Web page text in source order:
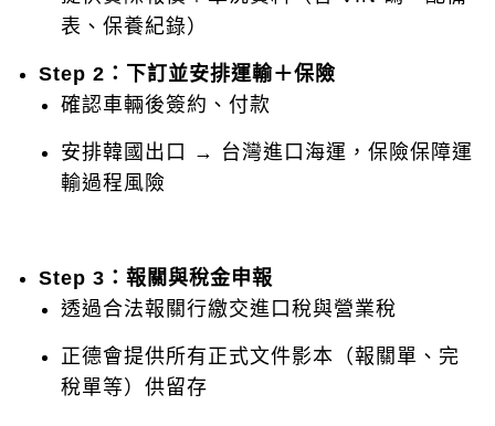
表、保養紀錄）
Step 2：下訂並安排運輸＋保險
確認車輛後簽約、付款
安排韓國出口 → 台灣進口海運，保險保障運
輸過程風險
Step 3：報關與稅金申報
透過合法報關行繳交進口稅與營業稅
正德會提供所有正式文件影本（報關單、完
稅單等）供留存